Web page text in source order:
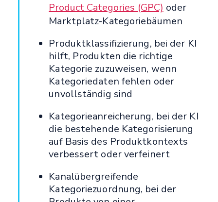
Product Categories (GPC) oder
Marktplatz-Kategoriebäumen
Produktklassifizierung, bei der KI
hilft, Produkten die richtige
Kategorie zuzuweisen, wenn
Kategoriedaten fehlen oder
unvollständig sind
Kategorieanreicherung, bei der KI
die bestehende Kategorisierung
auf Basis des Produktkontexts
verbessert oder verfeinert
Kanalübergreifende
Kategoriezuordnung, bei der